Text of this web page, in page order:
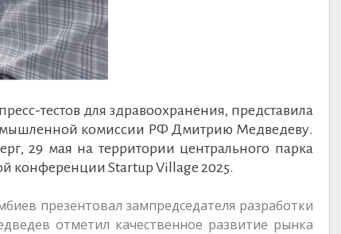
тестов для здравоохранения, представила
комиссии РФ Дмитрию Медведеву.
29 мая на территории центрального парка
конференции Startup Village 2025.
презентовал зампредседателя разработки
отметил качественное развитие рынка